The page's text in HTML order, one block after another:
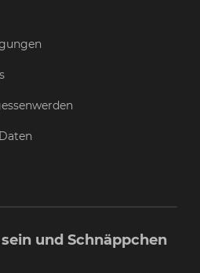
und Schnäppchen